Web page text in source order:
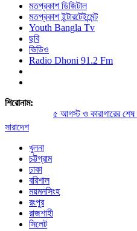
মতপ্রকাশ ডিজিটাল
মতপ্রকাশ ইন্টারটেইন্মেন্ট
Youth Bangla Tv
ছবি
ভিডিও
Radio Dhoni 91.2 Fm
শিরোনাম:
৫ আগস্ট ও কারাগারের শেষ
সারাদেশ
খুলনা
চট্টগ্রাম
ঢাকা
বরিশাল
ময়মনসিংহ
রংপুর
রাজশাহী
সিলেট